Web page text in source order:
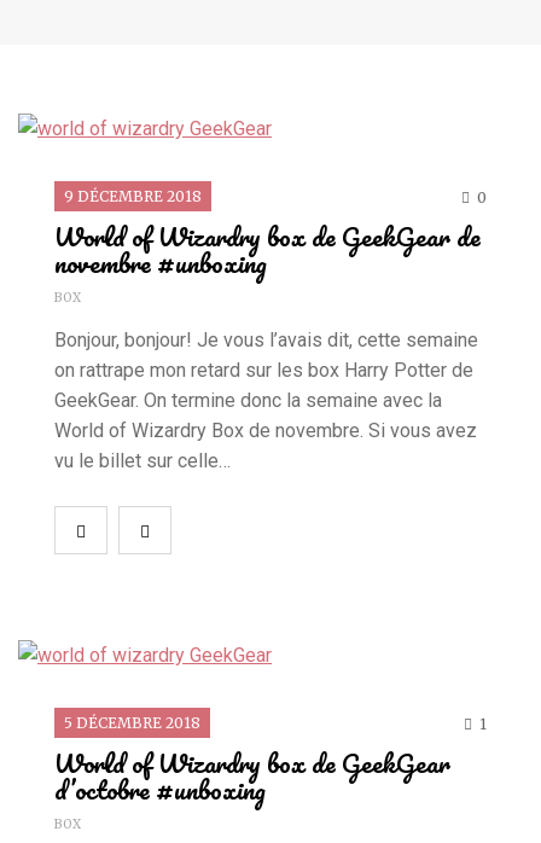
9 DÉCEMBRE 2018 0
World of Wizardry box de GeekGear de
novembre #unboxing
BOX
Bonjour, bonjour! Je vous l’avais dit, cette semaine
on rattrape mon retard sur les box Harry Potter de
GeekGear. On termine donc la semaine avec la
World of Wizardry Box de novembre. Si vous avez
vu le billet sur celle…
5 DÉCEMBRE 2018 1
World of Wizardry box de GeekGear
d’octobre #unboxing
BOX